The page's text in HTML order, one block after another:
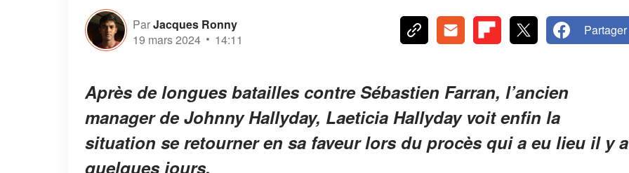
ParJacques Ronny
19 mars 2024
14:11
Partager
Après de longues batailles contre Sébastien Farran, l’ancien
manager de Johnny Hallyday, Laeticia Hallyday voit enfin la
situation se retourner en sa faveur lors du procès qui a eu lieu il y a
quelques jours.